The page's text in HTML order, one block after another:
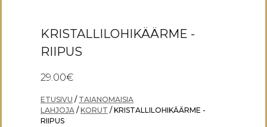
KRISTALLILOHIKÄÄRME -
RIIPUS
29.00€
ETUSIVU / TAIANOMAISIA
LAHJOJA / KORUT / KRISTALLILOHIKÄÄRME -
RIIPUS